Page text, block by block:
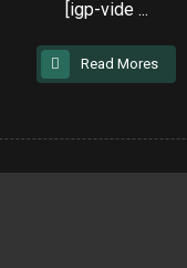
[igp-vide ...
Read Mores